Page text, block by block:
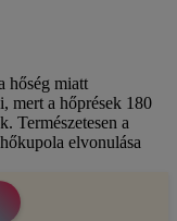
hőség miatt
mert a hőprések 180
Természetesen a
elvonulása